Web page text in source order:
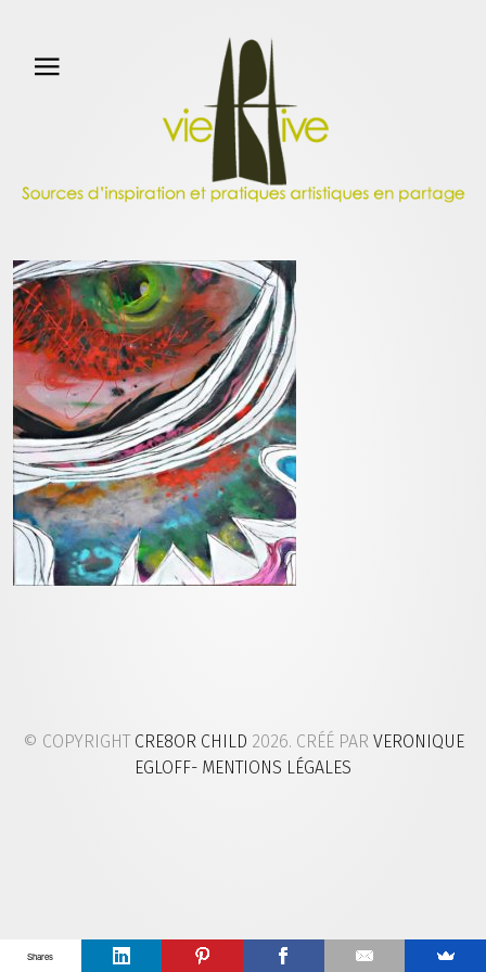
© COPYRIGHT CRE8OR CHILD 2026. CRÉÉ PAR VERONIQUE
EGLOFF- MENTIONS LÉGALES
Shares